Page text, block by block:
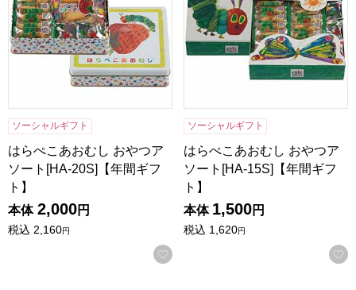
ソーシャルギフト
はらぺこあおむし おやつア
ソート[HA-20S]【年間ギフ
ト】
本体 2,000円
税込 2,160円
お気に入りに登録する
ソーシャルギフト
はらぺこあおむし おやつア
ソート[HA-15S]【年間ギフ
ト】
本体 1,500円
税込 1,620円